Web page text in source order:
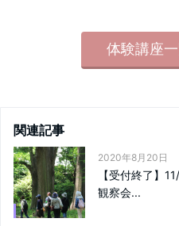
体験講座
関連記事
2020年8月20日
【受付終了】
観察会...